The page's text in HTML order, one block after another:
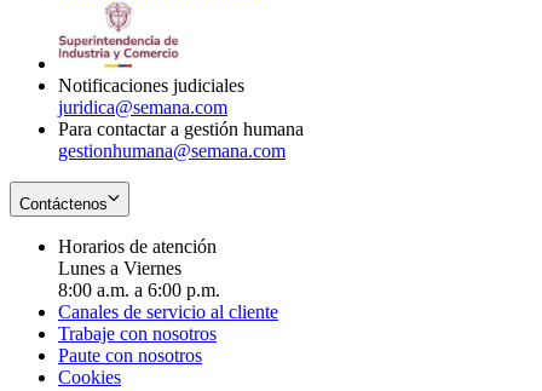
Notificaciones judiciales
juridica@semana.com
Para contactar a gestión humana
gestionhumana@semana.com
Contáctenos
Horarios de atención
Lunes a Viernes
8:00 a.m. a 6:00 p.m.
Canales de servicio al cliente
Trabaje con nosotros
Paute con nosotros
Cookies